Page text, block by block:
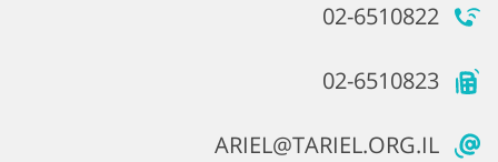
02-6510822
02-6510823
ARIEL@TARIEL.ORG.IL